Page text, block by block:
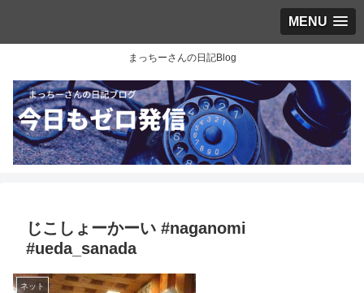
MENU
まっちーさんの日記Blog
じこしょーかーい #naganomi
#ueda_sanada
ネット